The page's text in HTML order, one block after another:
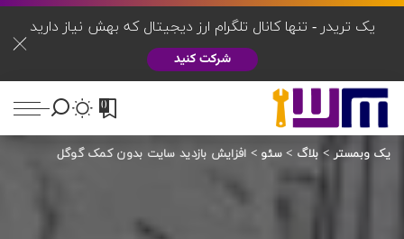
یک تریدر - تنها کانال تلگرام ارز دیجیتال که بهش نیاز دارید
شرکت کنید
0
یک وبمستر> بلاگ > سئو > افزایش بازدید سایت بدون کمک گوگل